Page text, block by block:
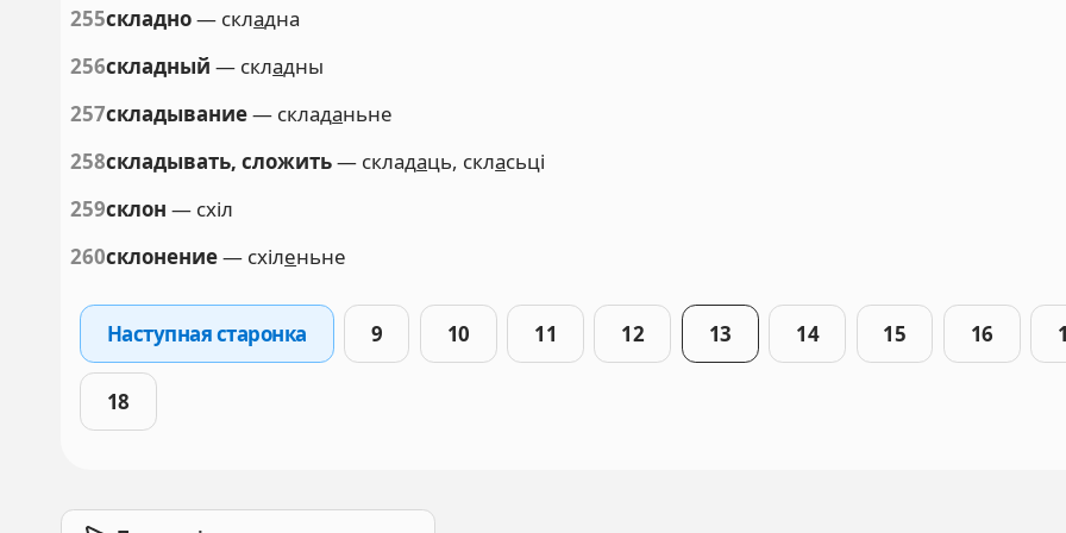
255складно— складна
256складный — складны
257складывание— складаньне
258складывать, сложить— складаць, скласьці
259склон — схіл
260склонение— схіленьне
Наступная старонка 9 10 11 12 13 14 15 16
18